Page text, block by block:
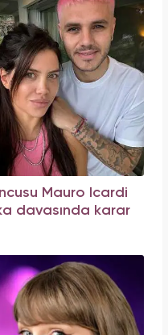
Mauro Icardi
davasında karar